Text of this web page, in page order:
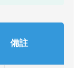
備註